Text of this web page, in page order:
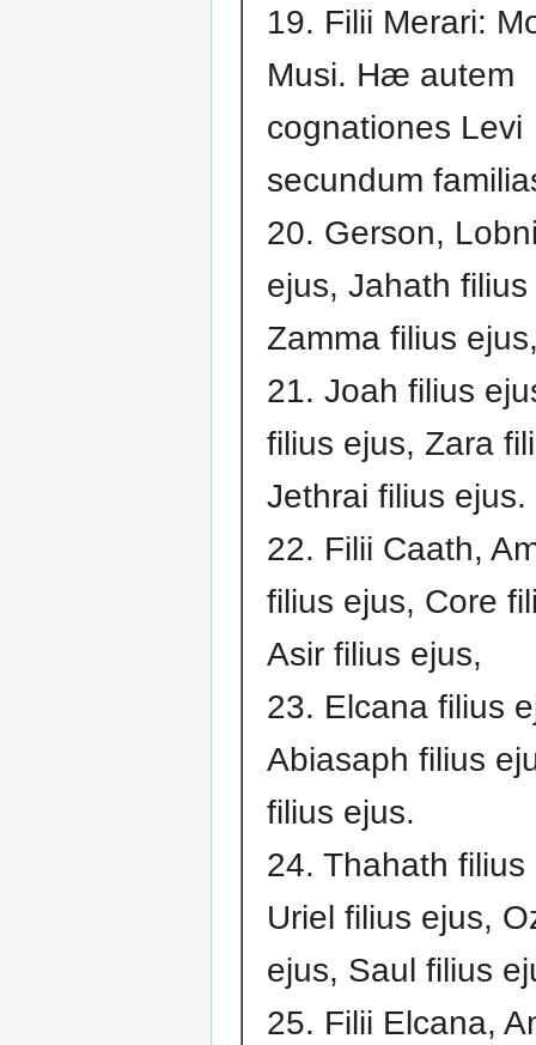
19. Filii Merari:
Musi. Hæ autem
cognationes Levi
secundum
20. Gerson,
ejus, Jahath
Zamma filius
21. Joah filius
filius ejus, Zara
Jethrai filius ejus.
22. Filii Caath,
filius ejus, Core
Asir filius ejus,
23. Elcana filius
Abiasaph filius
filius ejus.
24. Thahath filius
Uriel filius ejus,
ejus, Saul filius
25. Filii Elcana,